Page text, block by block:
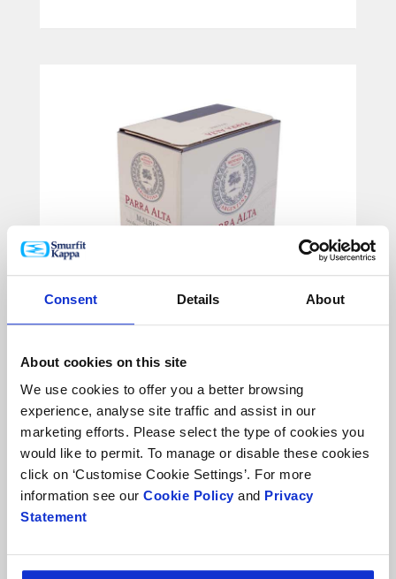
Consent Details About
About cookies on this site
We use cookies to offer you a better browsing
experience, analyse site traffic and assist in our
marketing efforts. Please select the type of cookies you
would like to permit. To manage or disable these cookies
click on ‘Customise Cookie Settings’. For more
information see our Cookie Policy and Privacy
Statement
EMBALLAGE BAG-IN-BOX
Bag-in-Box (BIB)